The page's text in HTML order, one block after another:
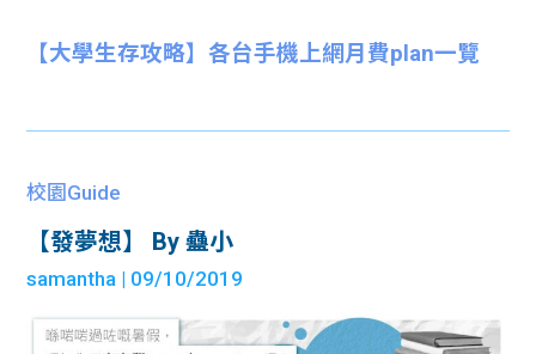
【大學生存攻略】各台手機上網月費plan一覽
校園Guide
【發夢想】 By 蠱小
samantha | 09/10/2019